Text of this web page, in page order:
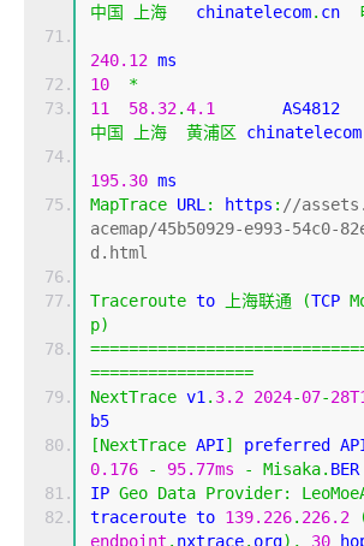
中国
上海
   chinatelecom
. cn
240.12 ms
10
*
11
58.32.4.1
中国
上海 黄浦区 chinatelecom
195.30 ms
MapTrace URL: https : //
acemap/45b50929-e993-54c0-
d.html
Traceroute to 上海联通 (TCP
p)
=================
NextTrace v1. 3.2 2024-07-
b5
[NextTrace API] preferred
0.176
- 95.77ms - Misaka. BER
IP Geo Data Provider:
traceroute to 139.226. 226.2
endpoint . nxtrace. org), 30